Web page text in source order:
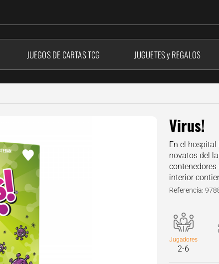
JUEGOS DE CARTASTCG JUGUETES y REGALOS
Virus!
En el
novatos del
interior
Referencia:
Jugadores
2-6